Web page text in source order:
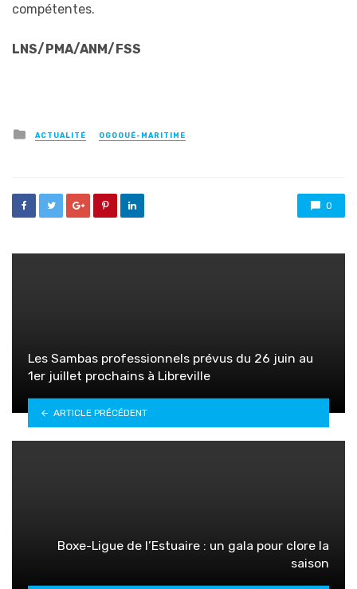
compétentes.
LNS/PMA/ANM/FSS
Posted
in
ACTUALITÉ OGOOUÉ-MARITIME
0
Les Sambas professionnels prévus du 26 juin au
1er juillet prochains à Libreville
ARTICLE PRÉCÉDENT
Boxe-Ligue de l’Estuaire : un gala pour clore la
saison